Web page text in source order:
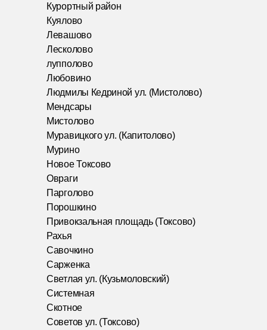
Курортный район
Куялово
Левашово
Лесколово
лупполово
Любовино
Людмилы Кедриной ул. (Мистолово)
Мендсары
Мистолово
Муравицкого ул. (Капитолово)
Мурино
Новое Токсово
Овраги
Парголово
Порошкино
Привокзальная площадь (Токсово)
Рахья
Савочкино
Сарженка
Светлая ул. (Кузьмоловский)
Системная
Скотное
Советов ул. (Токсово)